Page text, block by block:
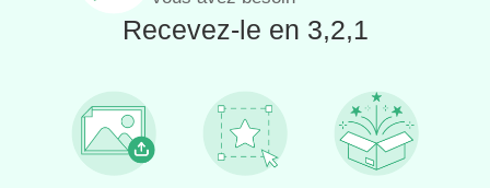
Recevez-le en 3,2,1